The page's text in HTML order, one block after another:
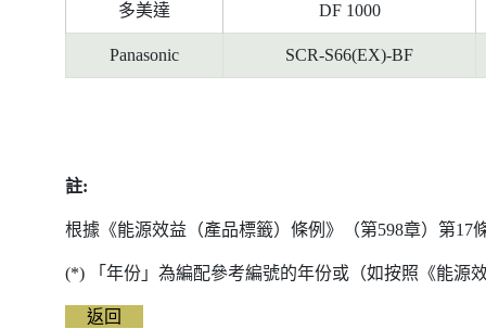
多美達 DF 1000
Panasonic SCR-S66(EX)-BF
註:
根據《能源效益（產品標籤）條例》（第598章）第
(*) 「年份」為編配參考編號的年份或（如按照《能源
返回